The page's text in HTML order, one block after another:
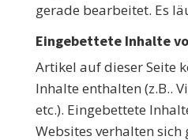
gerade bearbeitet. Es
Eingebettete Inhalte
Artikel auf dieser Seite
Inhalte enthalten (z.B..
etc.). Eingebettete
Websites verhalten sich